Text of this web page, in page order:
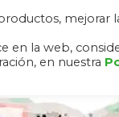
RUTAS
mejorar
en la web,
en nuestra